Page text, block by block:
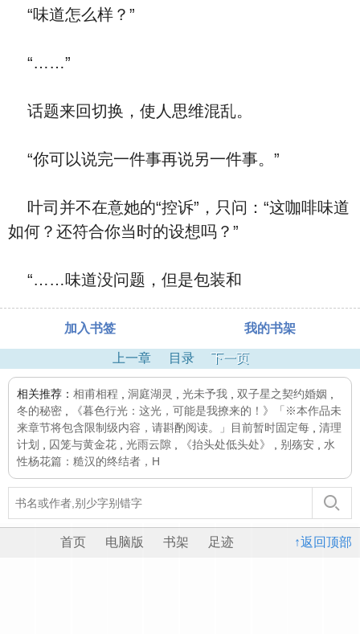
“味道怎么样？”
“……”
话题来回切换，使人思维混乱。
“你可以说完一件事再说另一件事。”
叶司并不在意她的“控诉”，只问：“这咖啡味道
如何？还符合你当时的设想吗？”
“……味道没问题，但是包装和
加入书签 我的书架
上一章 目录 下一页
相关推荐： 相甫相程 洞庭湖灵 光未予我 双子星之契约婚姻
冬的秘密
《暮色行光：这光，可能是我撩来的！》「※本作品未
来章节将包含限制级内容，请斟酌阅读。」目前暂时固定每
清理
计划
囚笼与黄金花 光雨云隙 《抬头处低头处》 别殇安
水
性杨花篇：糙汉的终结者，H
↑返回顶部
首页 电脑版 书架 足迹